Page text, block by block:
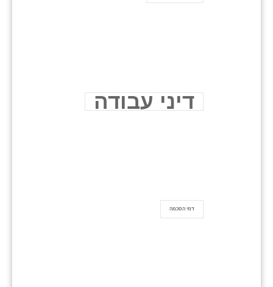
דיני עבודה
דמי הסכמה